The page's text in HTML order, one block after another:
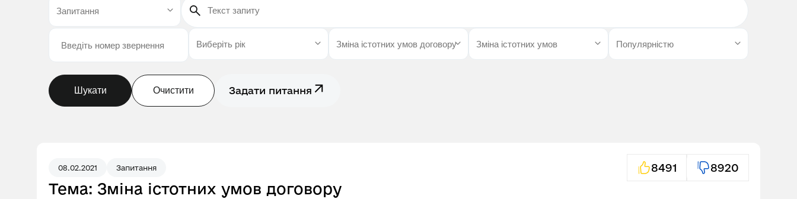
Шукати Очистити Задати питання
08.02.2021 Запитання 8491 8920
Тема: Зміна істотних умов договору